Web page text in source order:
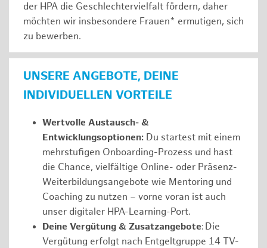
der HPA die Geschlechtervielfalt fördern, daher
möchten wir insbesondere Frauen* ermutigen, sich
zu bewerben.
UNSERE ANGEBOTE, DEINE
INDIVIDUELLEN VORTEILE
Wertvolle Austausch- &
Entwicklungsoptionen: Du startest mit einem
mehrstufigen Onboarding-Prozess und hast
die Chance, vielfältige Online- oder Präsenz-
Weiterbildungsangebote wie Mentoring und
Coaching zu nutzen – vorne voran ist auch
unser digitaler HPA-Learning-Port.
Deine Vergütung & Zusatzangebote: Die
Vergütung erfolgt nach Entgeltgruppe 14 TV-